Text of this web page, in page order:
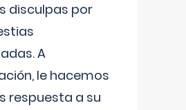
disculpas por
A
le hacemos
respuesta a su